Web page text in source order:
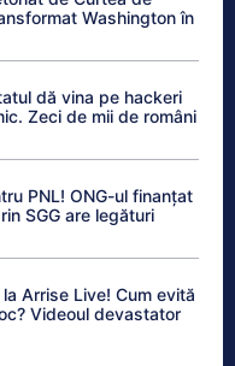
Washington în
dă vina pe hackeri
Zeci de mii de români
PNL! ONG-ul finanțat
SGG are legături
Arrise Live! Cum evită
Videoul devastator